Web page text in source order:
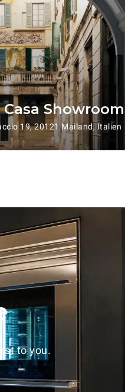
Casa Showroom
19, 20121 Mailand, Italien
to you.